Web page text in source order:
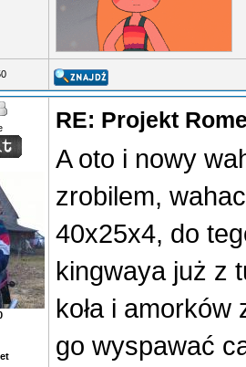
RE: Projekt
A oto i nowy
zrobilem,
40x25x4, do
kingwaya już z
koła i amorków
go wyspawać